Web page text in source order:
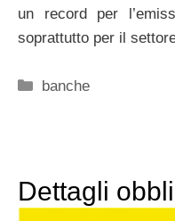
un record per
soprattutto per il
Categorie
banche
Dettagli